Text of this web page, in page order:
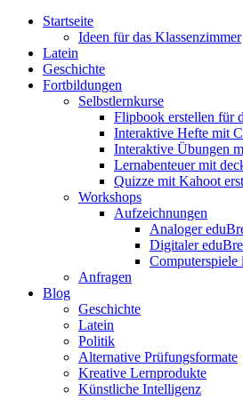
Startseite
Ideen für das Klassenzimmer
Latein
Geschichte
Fortbildungen
Selbstlernkurse
Flipbook erstellen für
Interaktive Hefte mit
Interaktive Übungen
Lernabenteuer mit
Quizze mit Kahoot
Workshops
Aufzeichnungen
Analoger
Digitaler
Anfragen
Blog
Geschichte
Latein
Politik
Alternative Prüfungsformate
Kreative Lernprodukte
Künstliche Intelligenz